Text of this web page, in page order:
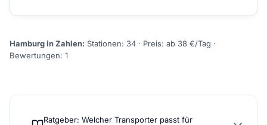
Hamburg in Zahlen: Stationen: 34 · Preis: ab 38 €/Tag ·
Bewertungen: 1
Ratgeber: Welcher Transporter passt für